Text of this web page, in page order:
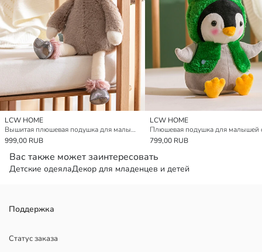
LCW HOME
Вышитая плюшевая подушка для малышей
999,00 RUB
LCW HOME
799,00 RUB
Вас также может заинтересовать
Детские одеялаДекор для младенцев и детей
Поддержка
Статус заказа